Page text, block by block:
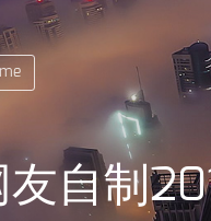
友自制